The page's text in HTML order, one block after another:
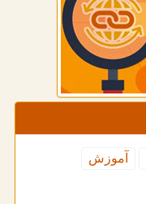
آموزش